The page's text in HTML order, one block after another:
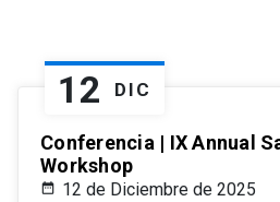
12 DIC
Conferencia | IX Annual
Workshop
12 de Diciembre de 2025